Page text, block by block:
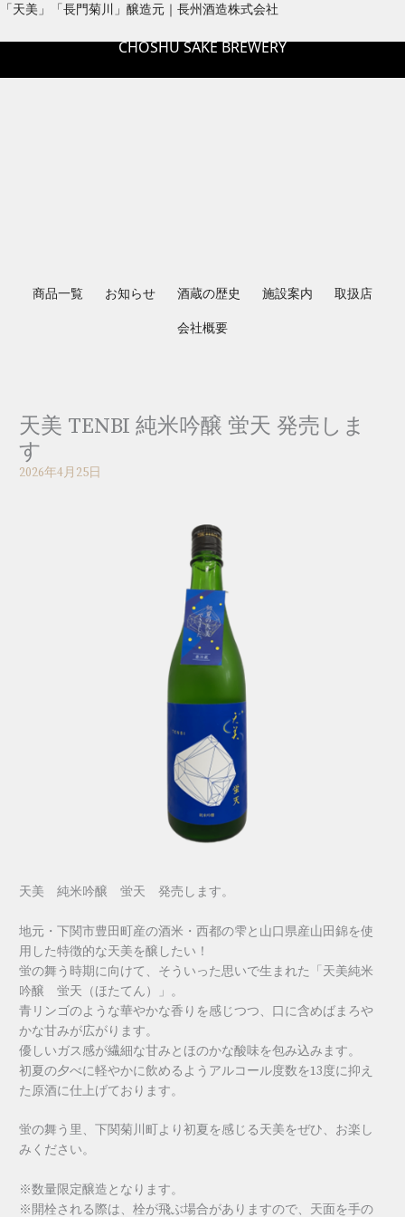
内「天美」「長門菊川」醸造元｜長州酒造株式会社
CHOSHU SAKE BREWERY
商品一覧 お知らせ 酒蔵の歴史 施設案内 取扱店
会社概要
天美 TENBI 純米吟醸 蛍天 発売しま
す
2026年4月25日
天美 純米吟醸 蛍天 発売します。
地元・下関市豊田町産の酒米・西都の雫と山口県産山田錦を使
用した特徴的な天美を醸したい！
蛍の舞う時期に向けて、そういった思いで生まれた「天美純米
吟醸 蛍天（ほたてん）」。
青リンゴのような華やかな香りを感じつつ、口に含めばまろや
かな甘みが広がります。
優しいガス感が繊細な甘みとほのかな酸味を包み込みます。
初夏の夕べに軽やかに飲めるようアルコール度数を13度に抑え
た原酒に仕上げております。
蛍の舞う里、下関菊川町より初夏を感じる天美をぜひ、お楽し
みください。
※数量限定醸造となります。
※開栓される際は、栓が飛ぶ場合がありますので、天面を手の